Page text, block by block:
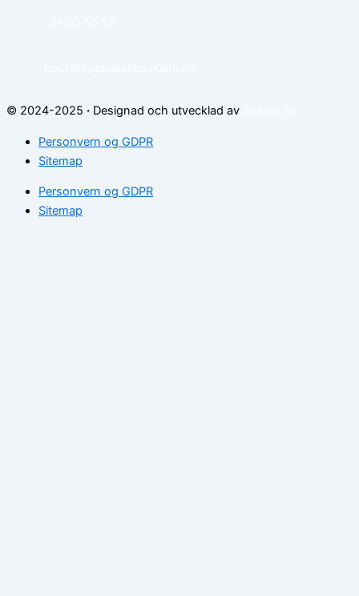
© 2024-2025 · Designad och utvecklad av
Personvern og GDPR
Sitemap
Personvern og GDPR
Sitemap